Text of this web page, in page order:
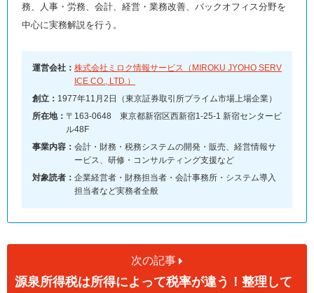
務、人事・労務、会計、経営・業務改善、バックオフィス分野を
中心に実務解説を行う。
運営会社： 株式会社ミロク情報サービス（MIROKU JYOHO SERV
ICE CO., LTD.）
創立： 1977年11月2日（東京証券取引所プライム市場上場企業）
所在地： 〒163-0648 東京都新宿区西新宿1-25-1 新宿センタービ
ル48F
事業内容： 会計・財務・税務システムの開発・販売、経営情報サ
ービス、研修・コンサルティング支援など
対象読者： 企業経営者・財務担当者・会計事務所・システム導入
担当者など実務者全般
次の記事
源泉所得税は所得によって税率が違う！整理して